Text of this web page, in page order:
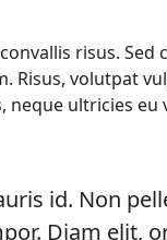
risus. Sed
Risus, volutpat
ultricies eu
id. Non
Diam elit,